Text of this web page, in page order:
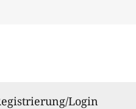
Login